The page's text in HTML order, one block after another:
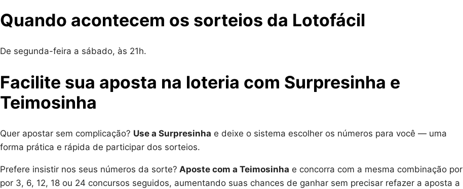
Quando acontecem os sorteios da Lotofácil
De segunda-feira a sábado, às 21h.
Facilite sua aposta na loteria com Surpresinha e
Teimosinha
Quer apostar sem complicação? Use a Surpresinha e deixe o sistema escolher os números para você — uma
forma prática e rápida de participar dos sorteios.
Prefere insistir nos seus números da sorte? Aposte com a Teimosinha e concorra com a mesma combinação por
por 3, 6, 12, 18 ou 24 concursos seguidos, aumentando suas chances de ganhar sem precisar refazer a aposta a